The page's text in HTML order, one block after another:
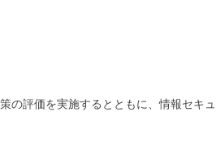
の評価を実施するとともに、情報セキ